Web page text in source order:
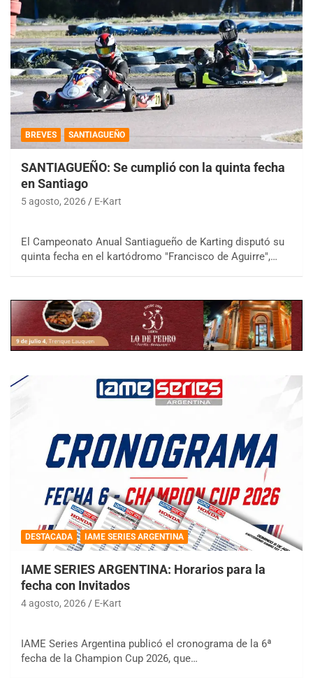
BREVES SANTIAGUEÑO
SANTIAGUEÑO: Se cumplió con la quinta fecha
en Santiago
5 agosto, 2026 E-Kart
El Campeonato Anual Santiagueño de Karting disputó su
quinta fecha en el kartódromo "Francisco de Aguirre",…
DESTACADA IAME SERIES ARGENTINA
IAME SERIES ARGENTINA: Horarios para la
fecha con Invitados
4 agosto, 2026 E-Kart
IAME Series Argentina publicó el cronograma de la 6ª
fecha de la Champion Cup 2026, que…